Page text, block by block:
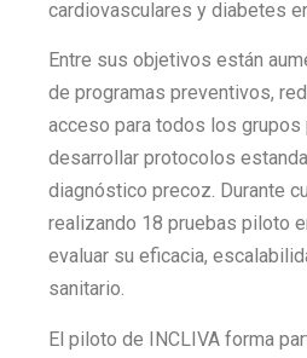
cardiovasculares y diabetes
Entre sus objetivos están
de programas preventivos,
acceso para todos los
desarrollar protocolos
diagnóstico precoz. Durante
realizando 18 pruebas piloto
evaluar su eficacia,
sanitario.
El piloto de INCLIVA forma